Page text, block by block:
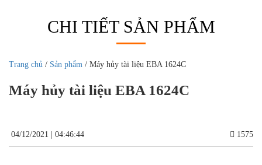
CHI TIẾT SẢN PHẨM
Trang chủ / Sản phẩm / Máy hủy tài liệu EBA 1624C
Máy hủy tài liệu EBA 1624C
04/12/2021 | 04:46:44 1575